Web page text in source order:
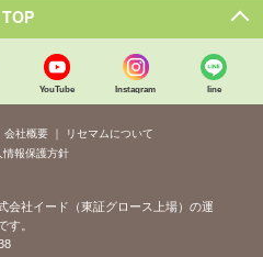
TOP
YouTube Instagram line
会社概要
リセマムについて
情報保護方針
会社イード（東証グロース上場）の運
す。